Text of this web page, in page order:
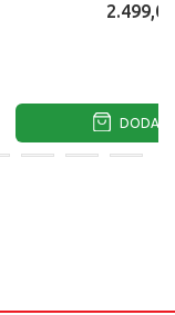
2.499,00
DODAJ